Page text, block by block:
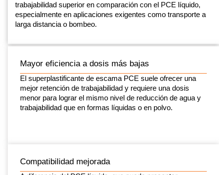
trabajabilidad superior en comparación con el PCE líquido,
especialmente en aplicaciones exigentes como transporte a
larga distancia o bombeo.
Mayor eficiencia a dosis más bajas
El superplastificante de escama PCE suele ofrecer una
mejor retención de trabajabilidad y requiere una dosis
menor para lograr el mismo nivel de reducción de agua y
trabajabilidad que en formas líquidas o en polvo.
Compatibilidad mejorada